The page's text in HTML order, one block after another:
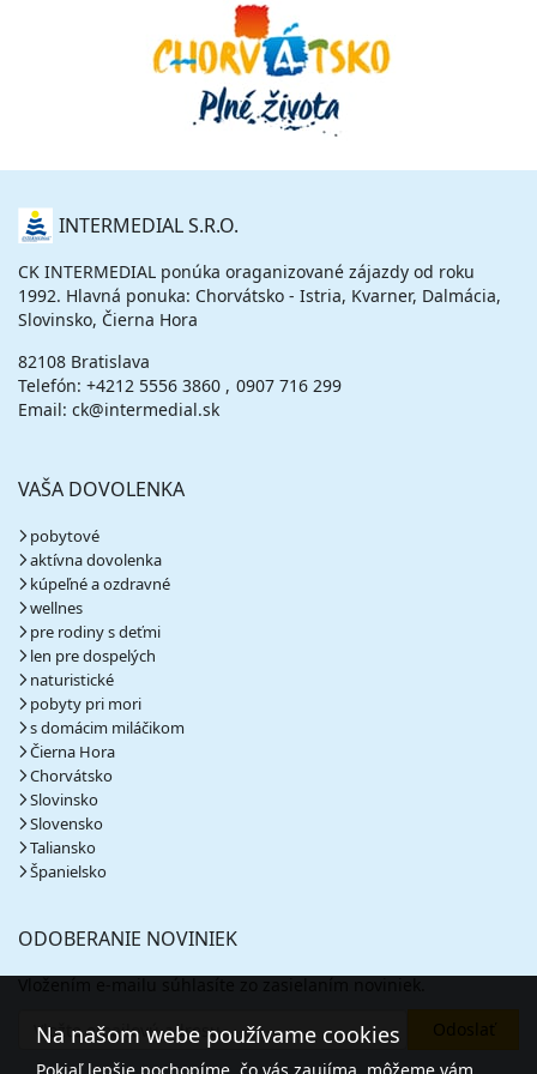
piatok - piatok
cena za 8 dní (7 nocí)
vypočítať cenu
16.10. - 23.10.26 piatok - piatok
raňajky letecky
vypočítať cenu
O
NÁS INTERMEDIAL S.R.O.
CK INTERMEDIAL ponúka oraganizované zájazdy od roku
1992. Hlavná ponuka: Chorvátsko - Istria, Kvarner, Dalmácia,
Slovinsko, Čierna Hora
82108 Bratislava
Telefón: +4212 5556 3860
0907 716 299
Email: ck@intermedial.sk
VAŠA DOVOLENKA
pobytové
aktívna dovolenka
kúpeľné a ozdravné
wellnes
pre rodiny s deťmi
len pre dospelých
naturistické
pobyty pri mori
s domácim miláčikom
Čierna Hora
Chorvátsko
Slovinsko
Slovensko
Taliansko
Španielsko
ODOBERANIE NOVINIEK
Na našom webe používame cookies